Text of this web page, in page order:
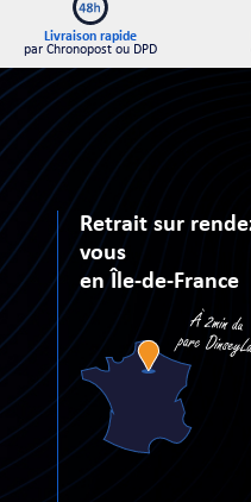
Livraison rapide
par Chronopost ou DPD
Retrait sur
vous
en Île-de-France